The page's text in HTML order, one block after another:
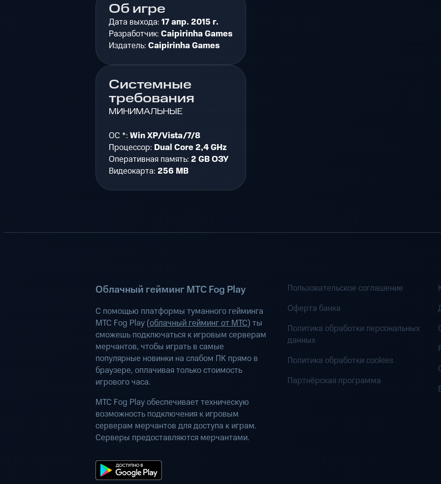
Об игре
Дата выхода: 17 апр. 2015 г.
Разработчик: Caipirinha Games
Издатель: Caipirinha Games
Системные
требования
МИНИМАЛЬНЫЕ
ОС *: Win XP/Vista/7/8
Процессор: Dual Core 2,4 GHz
Оперативная память: 2 GB ОЗУ
Видеокарта: 256 MB
Облачный гейминг МТС Fog Play
С помощью платформы туманного гейминга
МТС Fog Play (облачный гейминг от МТС) ты
сможешь подключаться к игровым серверам
мерчантов, чтобы играть в самые
популярные новинки на слабом ПК прямо в
браузере, оплачивая только стоимость
игрового часа.
МТС Fog Play обеспечивает техническую
возможность подключения к игровым
серверам мерчантов для доступа к играм.
Серверы предоставляются мерчантами.
Пользовательское соглашение
Оферта банка
Политика обработки персональных
данных
Политика обработки cookies
Партнёрская программа